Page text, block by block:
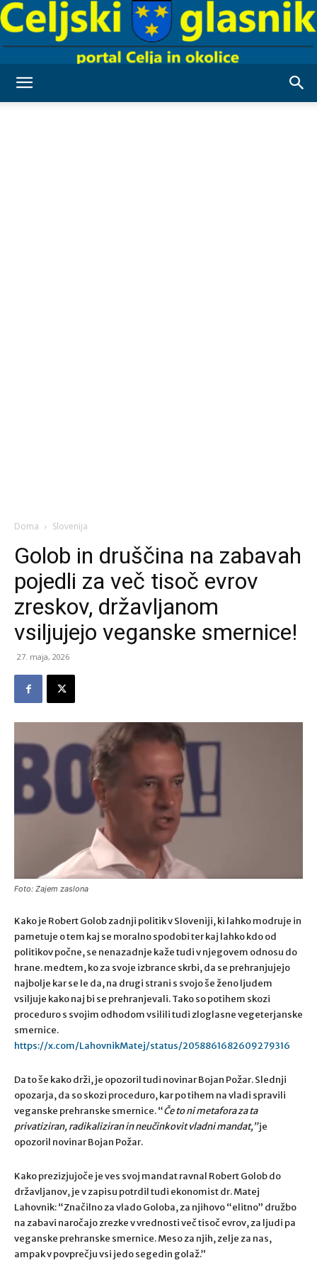
Doma Slovenija
Golob in druščina na zabavah
pojedli za več tisoč evrov
zreskov, državljanom
vsiljujejo veganske smernice!
27. maja, 2026
Foto: Zajem zaslona
Kako je Robert Golob zadnji politik v Sloveniji, ki lahko modruje in
pametuje o tem kaj se moralno spodobi ter kaj lahko kdo od
politikov počne, se nenazadnje kaže tudi v njegovem odnosu do
hrane. medtem, ko za svoje izbrance skrbi, da se prehranjujejo
najbolje kar se le da, na drugi strani s svojo še ženo ljudem
vsiljuje kako naj bi se prehranjevali. Tako so potihem skozi
proceduro s svojim odhodom vsilili tudi zloglasne vegeterjanske
smernice.
https://x.com/LahovnikMatej/status/2058861682609279316
Da to še kako drži, je opozoril tudi novinar Bojan Požar. Slednji
opozarja, da so skozi proceduro, kar po tihem na vladi spravili
veganske prehranske smernice. “Če to ni metafora za ta
privatiziran, radikaliziran in neučinkovit vladni mandat,”je
opozoril novinar Bojan Požar.
Kako prezizjujoče je ves svoj mandat ravnal Robert Golob do
državljanov, je v zapisu potrdil tudi ekonomist dr. Matej
Lahovnik: “Značilno za vlado Goloba, za njihovo “elitno” družbo
na zabavi naročajo zrezke v vrednosti več tisoč evrov, za ljudi pa
veganske prehranske smernice. Meso za njih, zelje za nas,
ampak v povprečju vsi jedo segedin golaž.”